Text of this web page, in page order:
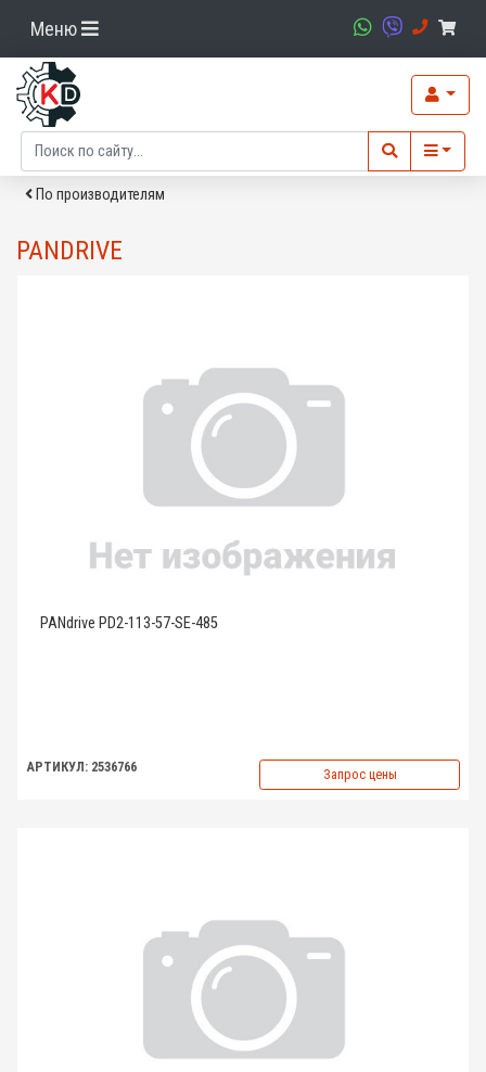
Меню
По производителям
PANDRIVE
PANdrive PD2-113-57-SE-485
АРТИКУЛ: 2536766 Запрос цены